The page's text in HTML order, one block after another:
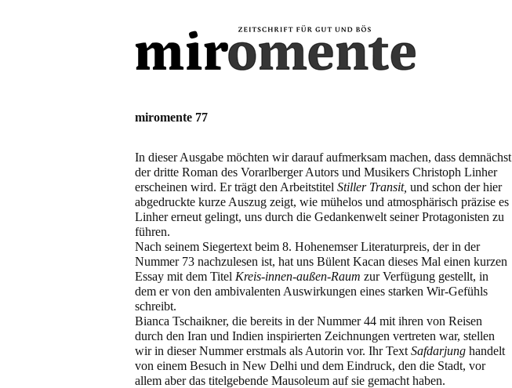
miromente 77
In dieser Ausgabe möchten wir darauf aufmerksam machen, dass demnächst
der dritte Roman des Vorarlberger Autors und Musikers Christoph Linher
erscheinen wird. Er trägt den Arbeitstitel Stiller Transit, und schon der hier
abgedruckte kurze Auszug zeigt, wie mühelos und atmosphärisch präzise es
Linher erneut gelingt, uns durch die Gedankenwelt seiner Protagonisten zu
führen.
Nach seinem Siegertext beim 8. Hohenemser Literaturpreis, der in der
Nummer 73 nachzulesen ist, hat uns Bülent Kacan dieses Mal einen kurzen
Essay mit dem Titel Kreis-innen-außen-Raum zur Verfügung gestellt, in
dem er von den ambivalenten Auswirkungen eines starken Wir-Gefühls
schreibt.
Bianca Tschaikner, die bereits in der Nummer 44 mit ihren von Reisen
durch den Iran und Indien inspirierten Zeichnungen vertreten war, stellen
wir in dieser Nummer erstmals als Autorin vor. Ihr Text Safdarjung handelt
von einem Besuch in New Delhi und dem Eindruck, den die Stadt, vor
allem aber das titelgebende Mausoleum auf sie gemacht haben.